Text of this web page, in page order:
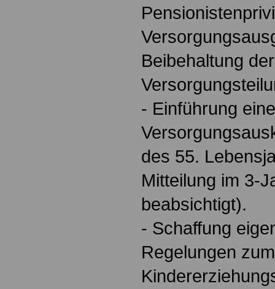
Beibehaltung
- Einführung
des 55.
Mitteilung im 3-
beabsichtigt).
- Schaffung
Regelungen zum